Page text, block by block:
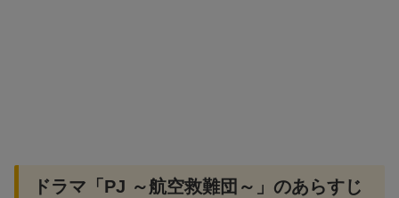
ドラマ「PJ ～航空救難団～」のあらすじ